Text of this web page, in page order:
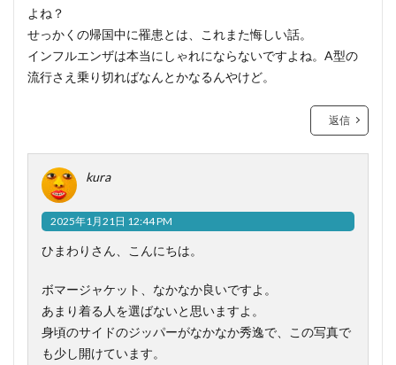
よね？
せっかくの帰国中に罹患とは、これまた悔しい話。
インフルエンザは本当にしゃれにならないですよね。A型の
流行さえ乗り切ればなんとかなるんやけど。
返信
kura
2025年1月21日 12:44 PM
ひまわりさん、こんにちは。
ボマージャケット、なかなか良いですよ。
あまり着る人を選ばないと思いますよ。
身頃のサイドのジッパーがなかなか秀逸で、この写真で
も少し開けています。